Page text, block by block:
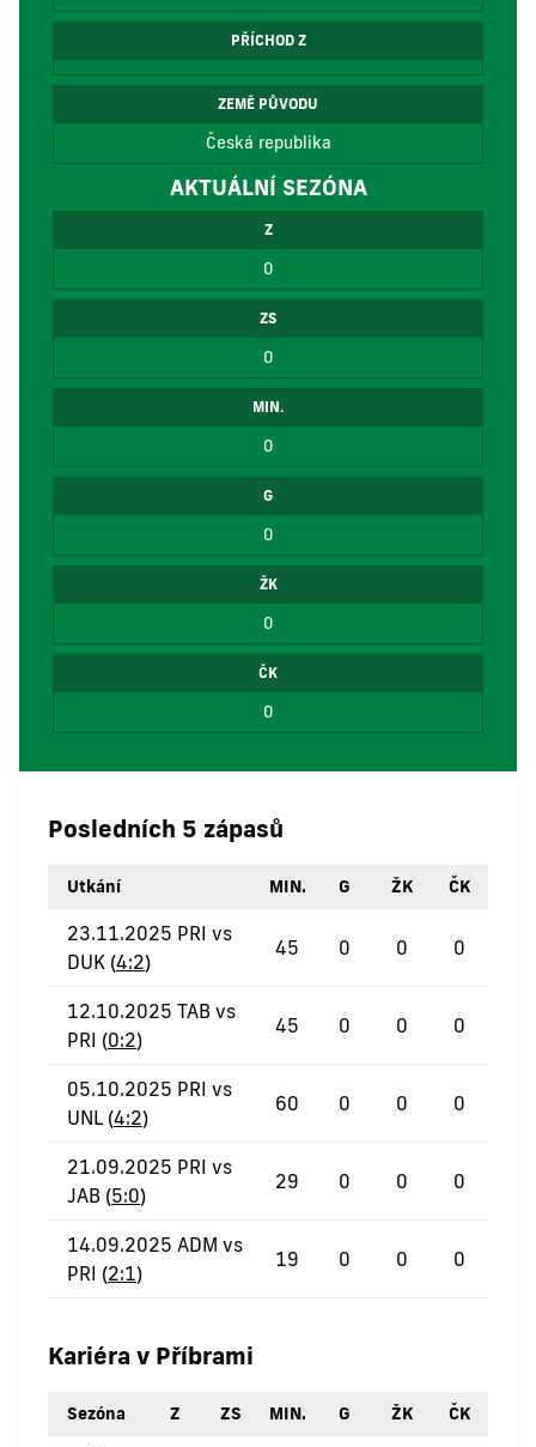
PŘÍCHOD Z
ZEMĚ PŮVODU
Česká republika
AKTUÁLNÍ SEZÓNA
Z
0
ZS
0
MIN.
0
G
0
ŽK
0
ČK
0
Posledních 5 zápasů
Utkání MIN. G ŽK ČK
23.11.2025 PRI vs
DUK (4:2)
45 0 0 0
12.10.2025 TAB vs
PRI (0:2)
45 0 0 0
05.10.2025 PRI vs
UNL (4:2)
60 0 0 0
21.09.2025 PRI vs
JAB (5:0)
29 0 0 0
14.09.2025 ADM vs
PRI (2:1)
19 0 0 0
Kariéra v Příbrami
Sezóna Z ZS MIN. G ŽK ČK